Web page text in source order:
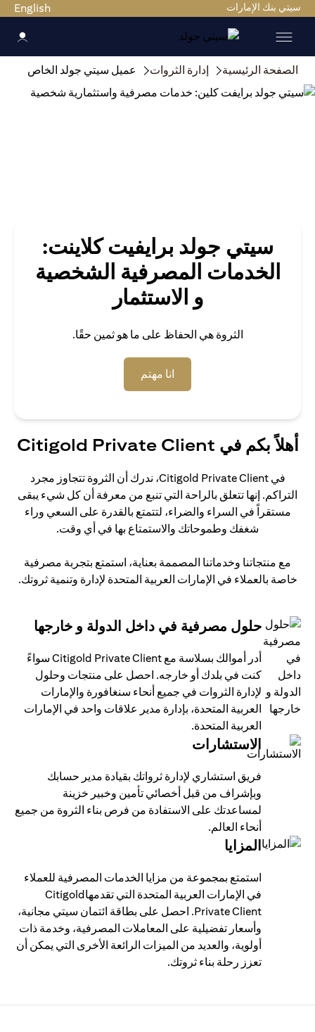
سيتي بنك الإمارات English
الصفحة الرئيسية إدارة الثروات عميل سيتي جولد الخاص
سيتي جولد برايفيت كلاينت:
الخدمات المصرفية الشخصية
و الاستثمار
الثروة هي الحفاظ على ما هو ثمين حقًا.
انا مهتم
أهلاً بكم في Citigold Private Client
في Citigold Private Client، ندرك أن الثروة تتجاوز مجرد
التراكم. إنها تتعلق بالراحة التي تنبع من معرفة أن كل شيء يبقى
مستقراً في السراء والضراء، لتتمتع بالقدرة على السعي وراء
شغفك وطموحاتك والاستمتاع بها في أي وقت.
مع منتجاتنا وخدماتنا المصممة بعناية، استمتع بتجربة مصرفية
خاصة بالعملاء في الإمارات العربية المتحدة لإدارة وتنمية ثروتك.
حلول مصرفية في داخل الدولة و خارجها
أدر أموالك بسلاسة مع Citigold Private Client سواءً
كنت في بلدك أو خارجه. احصل على منتجات وحلول
لإدارة الثروات في جميع أنحاء سنغافورة والإمارات
العربية المتحدة، بإدارة مدير علاقات واحد في الإمارات
العربية المتحدة.
الاستشارات
فريق استشاري لإدارة ثرواتك بقيادة مدير حسابك
وبإشراف من قبل أخصائي تأمين وخبير خزينة
لمساعدتك على الاستفادة من فرص بناء الثروة من جميع
أنحاء العالم.
المزايا
استمتع بمجموعة من مزايا الخدمات المصرفية للعملاء
في الإمارات العربية المتحدة التي تقدمهاCitigold
Private Client. احصل على بطاقة ائتمان سيتي مجانية،
وأسعار تفضيلية على المعاملات المصرفية، وخدمة ذات
أولوية، والعديد من الميزات الرائعة الأخرى التي يمكن أن
تعزز رحلة بناء ثروتك.